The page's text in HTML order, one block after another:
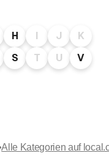
H I J
K
S T U
V
Alle Kategorien auf